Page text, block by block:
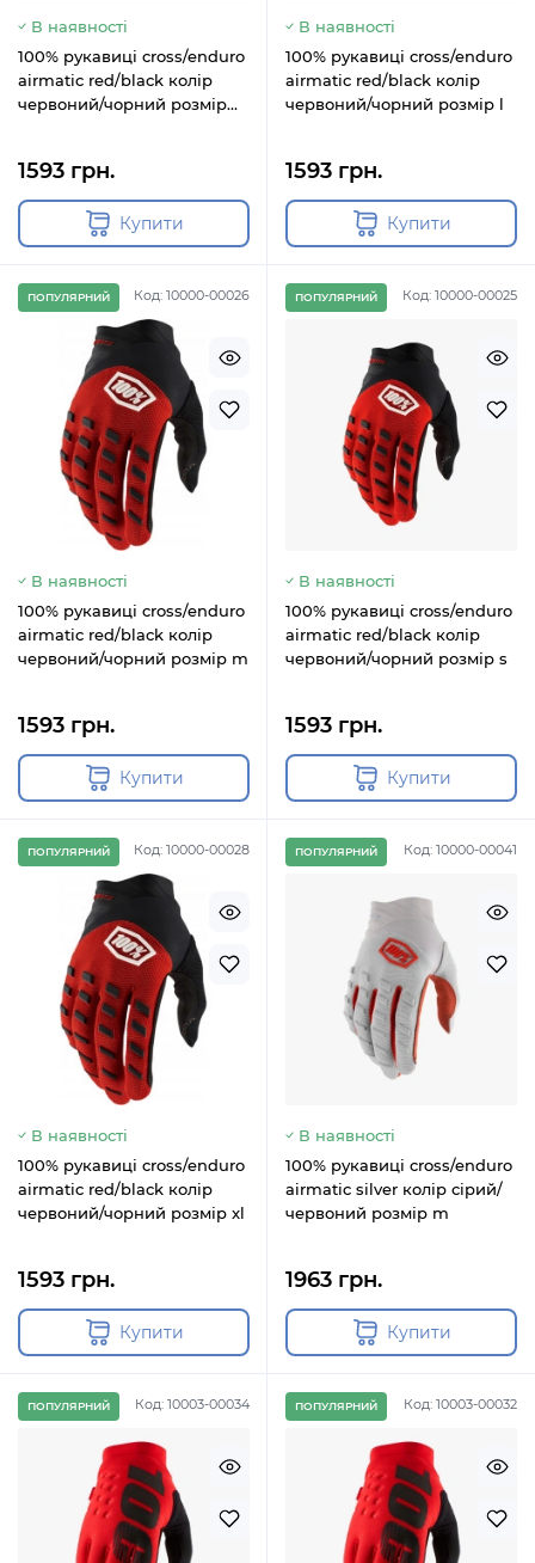
В наявності
100% рукавиці cross/enduro
airmatic red/black колір
червоний/чорний розмір
1593 грн.
Купити
В наявності
100% рукавиці cross/enduro
airmatic red/black колір
червоний/чорний розмір l
1593 грн.
Купити
Код: 10000-00026
ПОПУЛЯРНИЙ
В наявності
100% рукавиці cross/enduro
airmatic red/black колір
червоний/чорний розмір m
1593 грн.
Купити
Код: 10000-00025
ПОПУЛЯРНИЙ
В наявності
100% рукавиці cross/enduro
airmatic red/black колір
червоний/чорний розмір s
1593 грн.
Купити
Код: 10000-00028
ПОПУЛЯРНИЙ
В наявності
100% рукавиці cross/enduro
airmatic red/black колір
червоний/чорний розмір xl
1593 грн.
Купити
Код: 10000-00041
ПОПУЛЯРНИЙ
В наявності
100% рукавиці cross/enduro
airmatic silver колір сірий/
червоний розмір m
1963 грн.
Купити
Код: 10003-00034
ПОПУЛЯРНИЙ Код: 10003-00032
ПОПУЛЯРНИЙ